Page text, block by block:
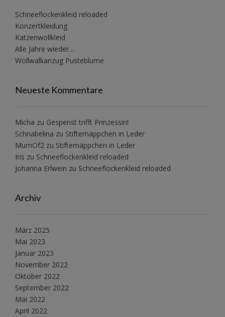
Schneeflockenkleid reloaded
Konzertkleidung
Katzenwollkleid
Alle Jahre wieder…
Wollwalkanzug Pusteblume
Neueste Kommentare
Micha zu Gespenst trifft Prinzessin!
Schnabelina zu Stiftemäppchen in Leder
MumOf2 zu Stiftemäppchen in Leder
Iris zu Schneeflockenkleid reloaded
Johanna Erlwein zu Schneeflockenkleid reloaded
Archiv
März 2025
Mai 2023
Januar 2023
November 2022
Oktober 2022
September 2022
Mai 2022
April 2022